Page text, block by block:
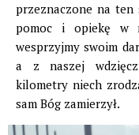
przeznaczone na ten
pomoc i opiekę w
wesprzyjmy swoim
a z naszej
kilometry niech
sam Bóg zamierzył.